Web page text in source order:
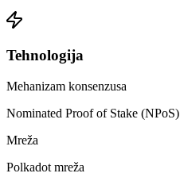
Tehnologija
Mehanizam konsenzusa
Nominated Proof of Stake (NPoS)
Mreža
Polkadot mreža